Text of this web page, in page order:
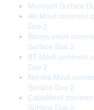
Microsoft Surface
Aki Móvil comment
Duo 2
Blaveo móvil
Surface Duo 2
BT Móvil comment
Duo 2
Nordés Móvil
Surface Duo 2
CableMóvil
Surface Duo 2